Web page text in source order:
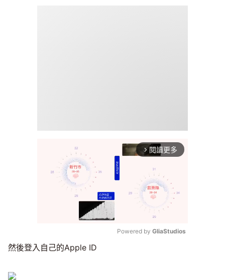
arrow_forward_ios 閱讀更多
Powered by GliaStudios
然後登入自己的Apple ID